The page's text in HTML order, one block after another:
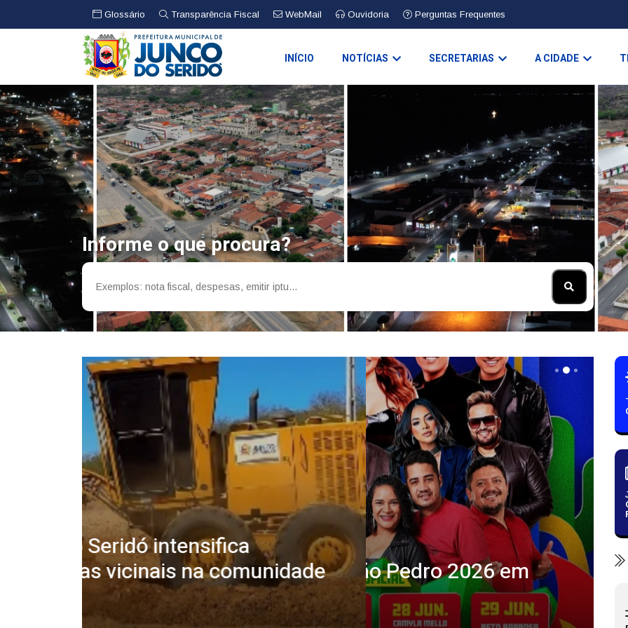
Glossário Transparência Fiscal WebMail Ouvidoria Perguntas Frequentes
INÍCIO NOTÍCIAS SECRETARIAS A CIDADE
Informe o que procura?
Confira a programação do São Pedro 2026 em
Junco do Seridó